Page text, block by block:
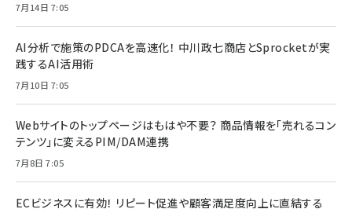
7月14日 7:05
AI分析で施策のPDCAを高速化！ 中川政七商店とSprocketが実
践するAI活用術
7月10日 7:05
Webサイトのトップページはもはや不要？ 商品情報を「売れるコン
テンツ」に変えるPIM/DAM連携
7月8日 7:05
ECビジネスに有効！ リピート促進や顧客満足度向上に直結する